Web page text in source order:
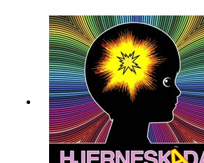
forandraet, kanskje for alltid.Er
behandling ved hodeskader og
samme hvor i landet man bor?